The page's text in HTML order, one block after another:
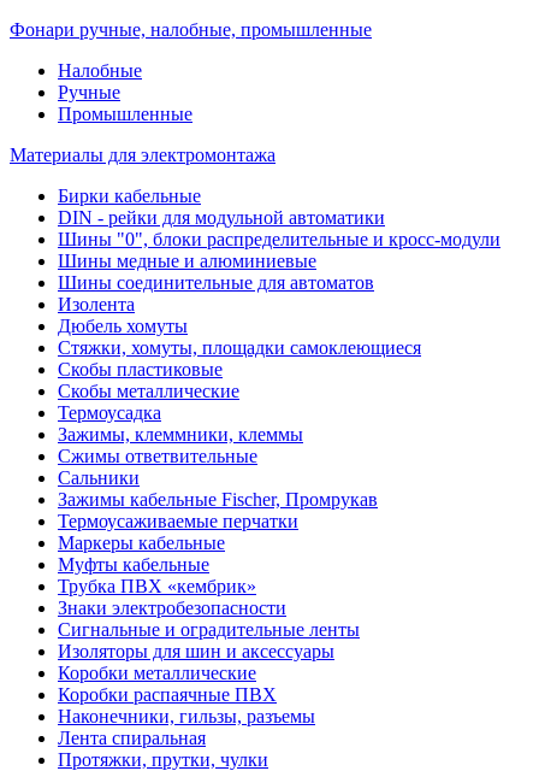
Фонари ручные, налобные, промышленные
Налобные
Ручные
Промышленные
Материалы для электромонтажа
Бирки кабельные
DIN - рейки для модульной автоматики
Шины "0", блоки распределительные и кросс-модули
Шины медные и алюминиевые
Шины соединительные для автоматов
Изолента
Дюбель хомуты
Стяжки, хомуты, площадки самоклеющиеся
Скобы пластиковые
Скобы металлические
Термоусадка
Зажимы, клеммники, клеммы
Сжимы ответвительные
Сальники
Зажимы кабельные Fischer, Промрукав
Термоусаживаемые перчатки
Маркеры кабельные
Муфты кабельные
Трубка ПВХ «кембрик»
Знаки электробезопасности
Сигнальные и оградительные ленты
Изоляторы для шин и аксессуары
Коробки металлические
Коробки распаячные ПВХ
Наконечники, гильзы, разъемы
Лента спиральная
Протяжки, прутки, чулки